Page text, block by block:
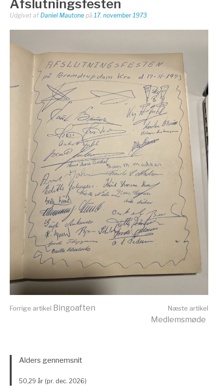
Afslutningsfesten
Udgivet af Daniel Mautone på 17. november 1973
Læs
videre
Forrige artikel Bingoaften Næste artikel
Medlemsmøde
Alders gennemsnit
50,29 år (pr. dec. 2026)